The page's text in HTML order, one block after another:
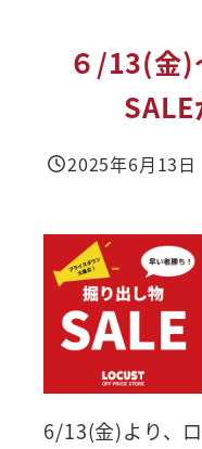
６/13(金)
SALE
投稿日
2025年6月13日
6/13(金)より、